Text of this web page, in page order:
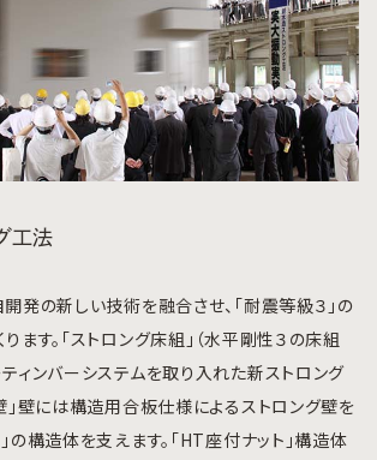
工法
発の新しい技術を融合させ、「耐震等級３」の
ます。「ストロング床組」（水平剛性３の床組
ィンバーシステムを取り入れた新ストロング
」壁には構造用合板仕様によるストロング壁を
の構造体を支えます。「HT座付ナット」構造体